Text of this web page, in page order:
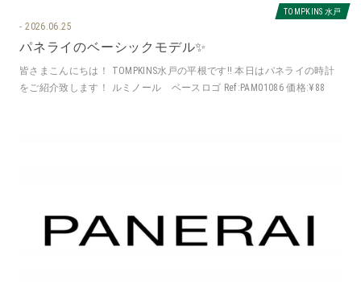
TOMPKINS 水戸
2026.06.25
パネライのベーシックモデル✨
皆さまこんにちは！ TOMPKINS水戸の平根です‼️ 本日はパネライの時計
をご紹介致します！ ルミノール ベースロゴ Ref:PAM01086 価格:¥88